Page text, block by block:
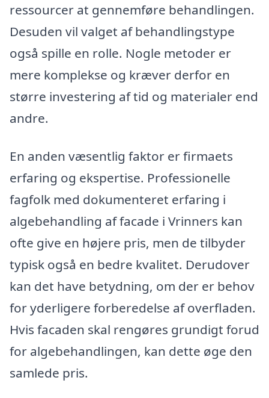
ressourcer at gennemføre behandlingen.
Desuden vil valget af behandlingstype
også spille en rolle. Nogle metoder er
mere komplekse og kræver derfor en
større investering af tid og materialer end
andre.
En anden væsentlig faktor er firmaets
erfaring og ekspertise. Professionelle
fagfolk med dokumenteret erfaring i
algebehandling af facade i Vrinners kan
ofte give en højere pris, men de tilbyder
typisk også en bedre kvalitet. Derudover
kan det have betydning, om der er behov
for yderligere forberedelse af overfladen.
Hvis facaden skal rengøres grundigt forud
for algebehandlingen, kan dette øge den
samlede pris.